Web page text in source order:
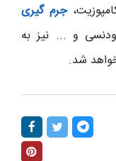
جرم گیری
و ... نیز به
شد.